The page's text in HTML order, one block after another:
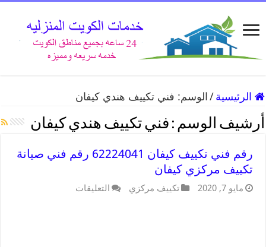
الرئيسية / الوسم: فني تكييف هندي كيفان
أرشيف الوسم : فني تكييف هندي كيفان
رقم فني تكييف كيفان 62224041 رقم فني صيانة
تكييف مركزي كيفان
مايو 7, 2020 تكييف مركزي التعليقات